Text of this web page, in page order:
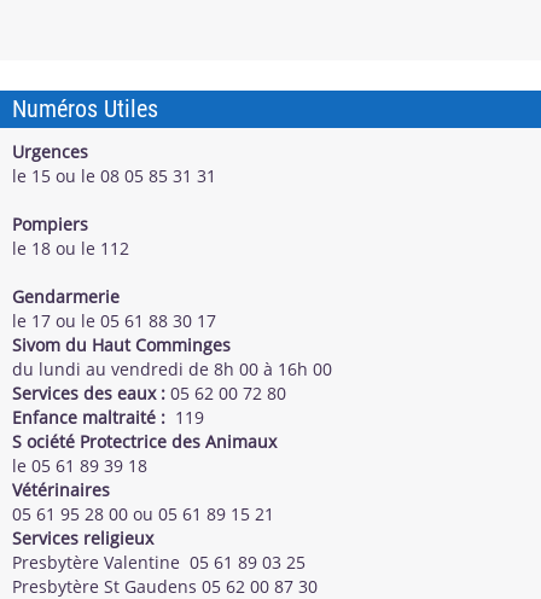
Numéros Utiles
Urgences
le 15 ou le 08 05 85 31 31
Pompiers
le 18 ou le 112
Gendarmerie
le 17 ou le 05 61 88 30 17
Sivom du Haut Comminges
du lundi au vendredi de 8h 00 à 16h 00
Services des eaux : 05 62 00 72 80
Enfance maltraité : 119
S ociété Protectrice des Animaux
le 05 61 89 39 18
Vétérinaires
05 61 95 28 00 ou 05 61 89 15 21
Services religieux
Presbytère Valentine 05 61 89 03 25
Presbytère St Gaudens 05 62 00 87 30